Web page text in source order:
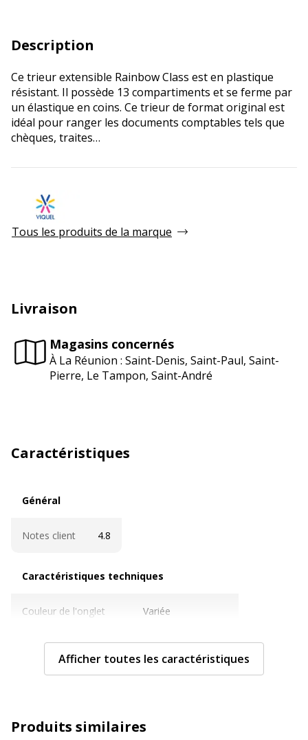
Description
Ce trieur extensible Rainbow Class est en plastique
résistant. Il possède 13 compartiments et se ferme par
un élastique en coins. Ce trieur de format original est
idéal pour ranger les documents comptables tels que
chèques, traites…
Tous les produits de la marque
Livraison
Magasins concernés
À La Réunion : Saint-Denis, Saint-Paul, Saint-
Pierre, Le Tampon, Saint-André
Caractéristiques
Général
Notes client 4.8
Caractéristiques techniques
Couleur de l'onglet Variée
Epaisseur du matériau 700 µm
Afficher toutes les caractéristiques
Produits similaires